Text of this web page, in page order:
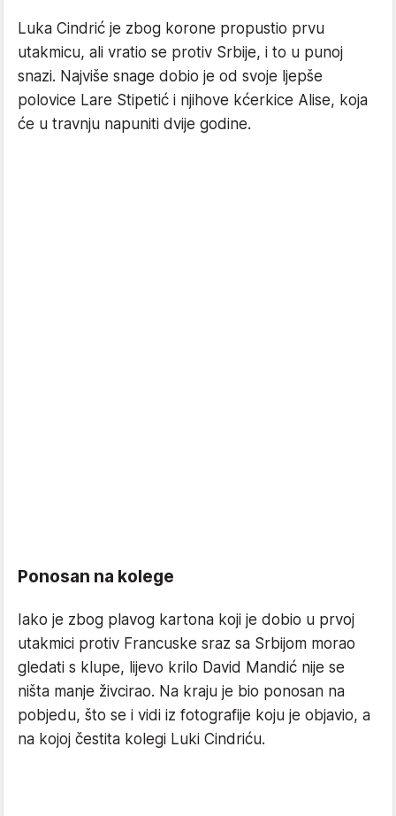
Luka Cindrić je zbog korone propustio prvu
utakmicu, ali vratio se protiv Srbije, i to u punoj
snazi. Najviše snage dobio je od svoje ljepše
polovice Lare Stipetić i njihove kćerkice Alise, koja
će u travnju napuniti dvije godine.
Ponosan na kolege
Iako je zbog plavog kartona koji je dobio u prvoj
utakmici protiv Francuske sraz sa Srbijom morao
gledati s klupe, lijevo krilo David Mandić nije se
ništa manje živcirao. Na kraju je bio ponosan na
pobjedu, što se i vidi iz fotografije koju je objavio, a
na kojoj čestita kolegi Luki Cindriću.